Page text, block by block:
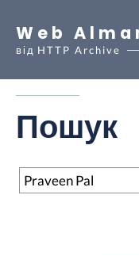
Web
від HTTP Archive
Пошук
Пошук